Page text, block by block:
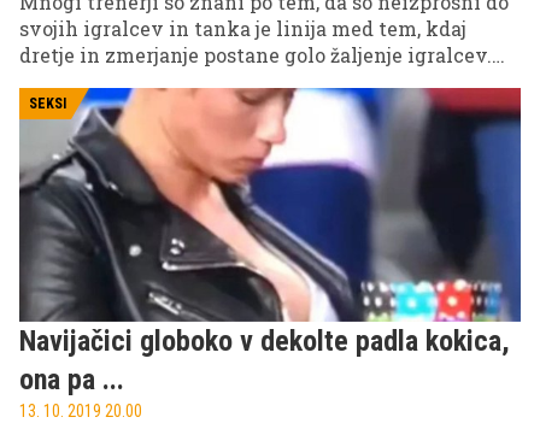
svojih igralcev in tanka je linija med tem, kdaj
dretje in zmerjanje postane golo žaljenje igralcev.
Popovich v šali opravičil Tonyju Parkerju za vse
travme, ki mu jih je s svojimi trenerskimi prijemi
povzročil v njegovi karieri. Seveda še zdaleč ni
edini trener, čigar metode so za marsikoga sporne,
če ne že kar nesprejemljive.
SEKSI
Navijačici globoko v dekolte padla kokica,
ona pa ...
13. 10. 2019 20.00